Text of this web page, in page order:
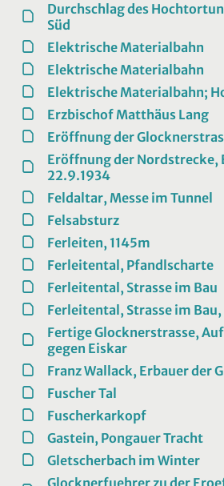
Durchschlag des
Süd
Elektrische Materialbahn
Elektrische Materialbahn
Elektrische Materialbahn;
Erzbischof Matthäus Lang
Eröffnung der
Eröffnung der Nordstrecke,
22.9.1934
Feldaltar, Messe im Tunnel
Felsabsturz
Ferleiten, 1145m
Ferleitental, Pfandlscharte
Ferleitental, Strasse im Bau
Ferleitental, Strasse im
Fertige Glocknerstrasse,
gegen Eiskar
Franz Wallack, Erbauer der
Fuscher Tal
Fuscherkarkopf
Gastein, Pongauer Tracht
Gletscherbach im Winter
Glocknerfuehrer zu der